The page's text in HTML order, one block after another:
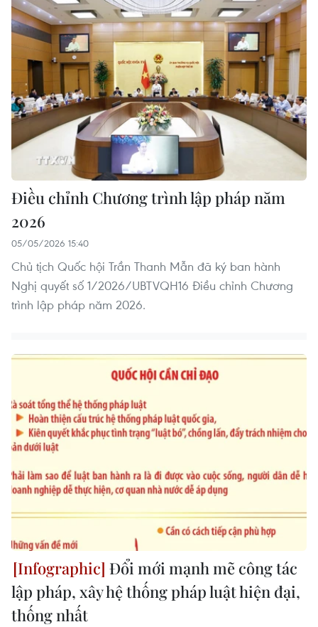
Điều chỉnh Chương trình lập pháp năm
2026
05/05/2026 15:40
Chủ tịch Quốc hội Trần Thanh Mẫn đã ký ban hành
Nghị quyết số 1/2026/UBTVQH16 Điều chỉnh Chương
trình lập pháp năm 2026.
Đổi mới mạnh mẽ công tác
lập pháp, xây hệ thống pháp luật hiện đại,
thống nhất